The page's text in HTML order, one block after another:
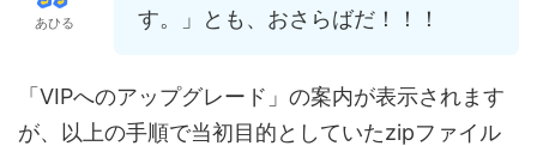
あひる
す。」とも、おさらばだ！！！
「VIPへのアップグレード」の案内が表示されます
が、以上の手順で当初目的としていたzipファイル